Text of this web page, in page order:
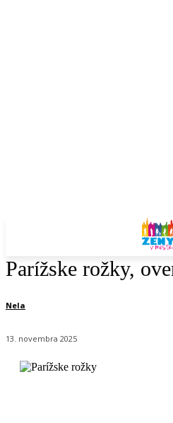
Parížske rožky,
Nela
13. novembra 2025